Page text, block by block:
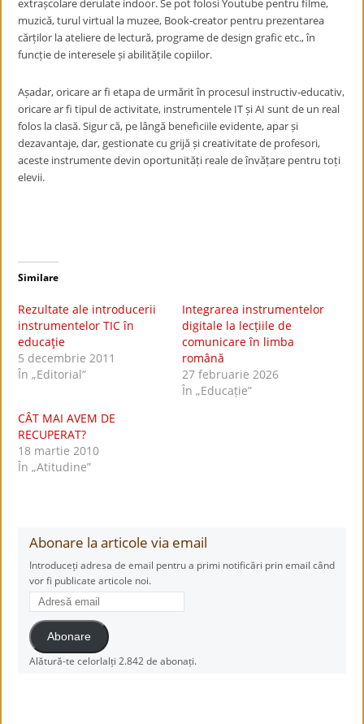
extrașcolare derulate indoor. Se pot folosi Youtube pentru filme,
muzică, turul virtual la muzee, Book-creator pentru prezentarea
cărților la ateliere de lectură, programe de design grafic etc., în
funcție de interesele și abilitățile copiilor.
Așadar, oricare ar fi etapa de urmărit în procesul instructiv-educativ,
oricare ar fi tipul de activitate, instrumentele IT și AI sunt de un real
folos la clasă. Sigur că, pe lângă beneficiile evidente, apar și
dezavantaje, dar, gestionate cu grijă și creativitate de profesori,
aceste instrumente devin oportunități reale de învățare pentru toți
elevii.
Similare
Rezultate ale introducerii
instrumentelor TIC în
educaţie
5 decembrie 2011
În „Editorial”
Integrarea instrumentelor
digitale la lecțiile de
comunicare în limba
română
27 februarie 2026
În „Educație”
CÂT MAI AVEM DE
RECUPERAT?
18 martie 2010
În „Atitudine”
Abonare la articole via email
Introduceți adresa de email pentru a primi notificări prin email când
vor fi publicate articole noi.
Adresă
email
Abonare
Alătură-te celorlalți 2.842 de abonați.